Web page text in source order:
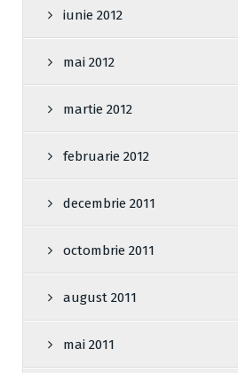
iunie 2012
mai 2012
martie 2012
februarie 2012
decembrie 2011
octombrie 2011
august 2011
mai 2011